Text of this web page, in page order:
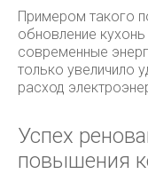
Примером такого
обновление
современные
только увеличило
расход
Успех
повышения